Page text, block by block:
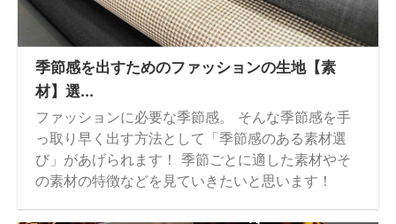
季節感を出すためのファッションの生地【素
材】選...
ファッションに必要な季節感。 そんな季節感を手
っ取り早く出す方法として「季節感のある素材選
び」があげられます！ 季節ごとに適した素材やそ
の素材の特徴などを見ていきたいと思います！